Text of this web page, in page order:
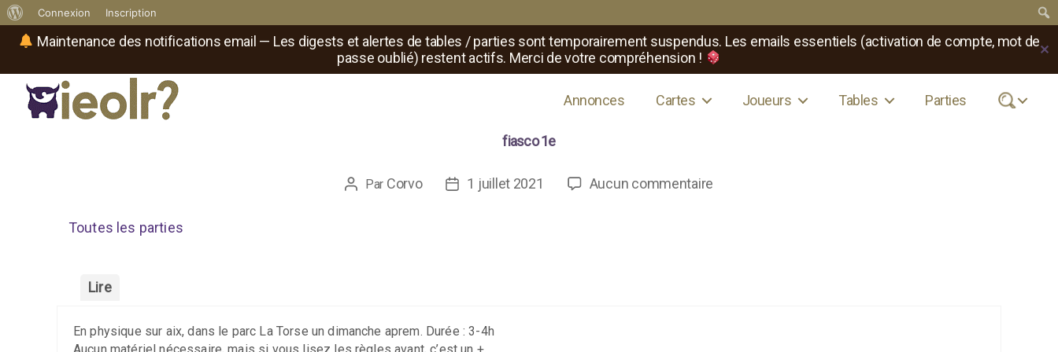
Maintenance des notifications email — Les digests et alertes de tables / parties sont temporairement suspendus. Les emails essentiels (activation de compte, mot de
passe oublié) restent actifs. Merci de votre compréhension !
✕
propos
WordPress
Connexion Inscription
Annonces Cartes Joueurs Tables Parties .
fiasco 1e
Auteur
Par Corvo
Date1 juillet 2021 Aucun commentaire
Toutes les parties
Lire
En physique sur aix, dans le parc La Torse un dimanche aprem. Durée : 3-4h